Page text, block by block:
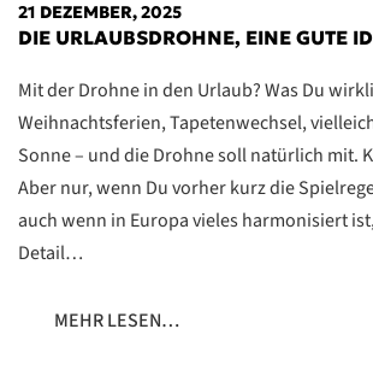
21 DEZEMBER, 2025
DIE URLAUBSDROHNE, EINE GUTE
Mit der Drohne in den Urlaub? Was Du
Weihnachtsferien, Tapetenwechsel,
Sonne – und die Drohne soll natürlich mit.
Aber nur, wenn Du vorher kurz die
auch wenn in Europa vieles harmonisiert
Detail…
MEHR LESEN…